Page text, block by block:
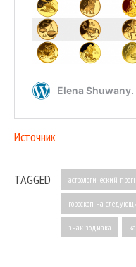
Источник
TAGGED астрологический
гороскоп на
знак зодиака